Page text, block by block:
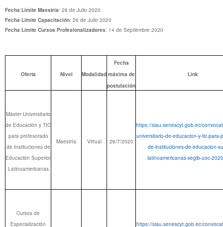
Fecha Límite Maestría: 26 de Julio 2020
Fecha Límite Capacitación: 26 de Julio 2020
Fecha Límite Cursos Profesionalizadores: 14 de Septiembre 2020
Oferta Nivel Modalidad
Fecha
máxima de
postulación
Link
Máster Universitario
de Educación y TIC
para profesorado
de Instituciones de
Educación Superior
Latinoamericanas
Maestría Virtual 26/7/2020
https://siau.senescyt.gob.ec/
universitario-de-educacion-y-tic-para-
de-instituciones-de-educacion-
latinoamericanas-segib-uoc-
Cursos de
Especialización
https://siau.senescyt.gob.ec/